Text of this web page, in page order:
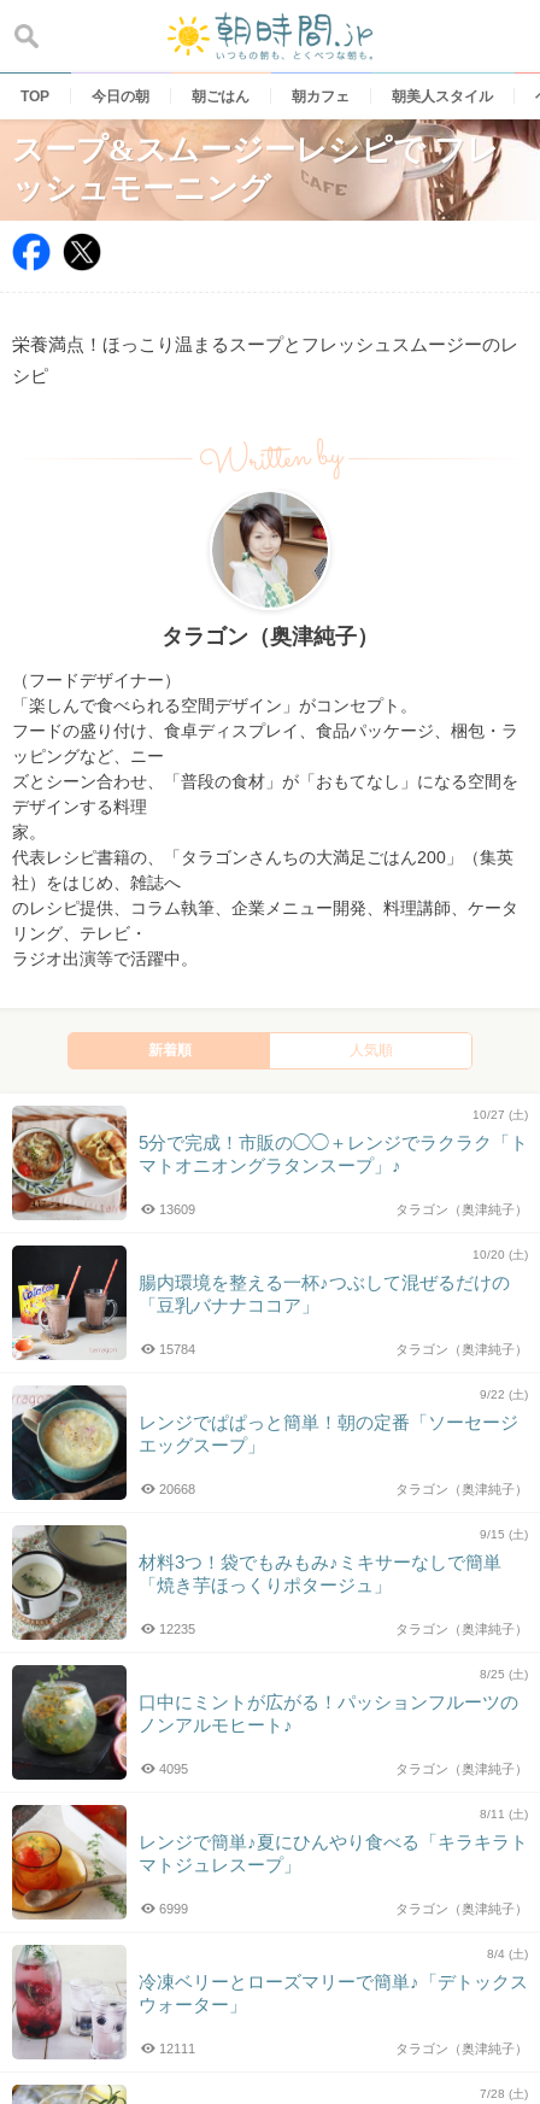
content
TOP 今日の朝 朝ごはん 朝カフェ 朝美人スタイル
スープ&スムージーレシピで フレ
ッシュモーニング
栄養満点！ほっこり温まるスープとフレッシュスムージーのレ
シピ
Written by
タラゴン（奥津純子）
（フードデザイナー）
「楽しんで食べられる空間デザイン」がコンセプト。
フードの盛り付け、食卓ディスプレイ、食品パッケージ、梱包・ラ
ッピングなど、ニー
ズとシーン合わせ、「普段の食材」が「おもてなし」になる空間を
デザインする料理
家。
代表レシピ書籍の、「タラゴンさんちの大満足ごはん200」（集英
社）をはじめ、雑誌へ
のレシピ提供、コラム執筆、企業メニュー開発、料理講師、ケータ
リング、テレビ・
ラジオ出演等で活躍中。
新着順 人気順
10/27 (土)
5分で完成！市販の◯◯＋レンジでラクラク「ト
マトオニオングラタンスープ」♪
タラゴン（奥津純子）
13609
10/20 (土)
腸内環境を整える一杯♪つぶして混ぜるだけの
「豆乳バナナココア」
タラゴン（奥津純子）
15784
9/22 (土)
レンジでぱぱっと簡単！朝の定番「ソーセージ
エッグスープ」
タラゴン（奥津純子）
20668
9/15 (土)
材料3つ！袋でもみもみ♪ミキサーなしで簡単
「焼き芋ほっくりポタージュ」
タラゴン（奥津純子）
12235
8/25 (土)
口中にミントが広がる！パッションフルーツの
ノンアルモヒート♪
タラゴン（奥津純子）
4095
8/11 (土)
レンジで簡単♪夏にひんやり食べる「キラキラト
マトジュレスープ」
タラゴン（奥津純子）
6999
8/4 (土)
冷凍ベリーとローズマリーで簡単♪「デトックス
ウォーター」
タラゴン（奥津純子）
12111
7/28 (土)